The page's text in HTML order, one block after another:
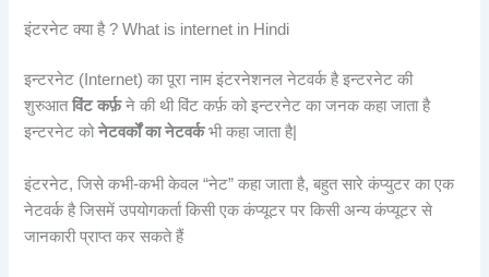
इंटरनेट क्या है ? What is internet in Hindi
इन्टरनेट (Internet) का पूरा नाम इंटरनेशनल नेटवर्क है इन्टरनेट की
शुरुआतविंट कर्फ़ने की थी विंट कर्फ़ को इन्टरनेट का जनक कहा जाता है
इन्टरनेट कोनेटवर्कों का नेटवर्कभी कहा जाता है|
इंटरनेट, जिसे कभी-कभी केवल “नेट” कहा जाता है, बहुत सारे कंप्युटर का एक
नेटवर्क है जिसमें उपयोगकर्ता किसी एक कंप्यूटर पर किसी अन्य कंप्यूटर से
जानकारी प्राप्त कर सकते हैं